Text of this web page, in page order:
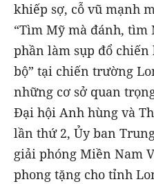
khiếp sợ, cỗ vũ mạnh
“Tìm Mỹ mà đánh, tìm
phần làm sụp đổ
bộ” tại chiến trường
những cơ sở quan
Đại hội Anh hùng và
lần thứ 2, Ủy ban
giải phóng Miền Nam
phong tặng cho tỉnh